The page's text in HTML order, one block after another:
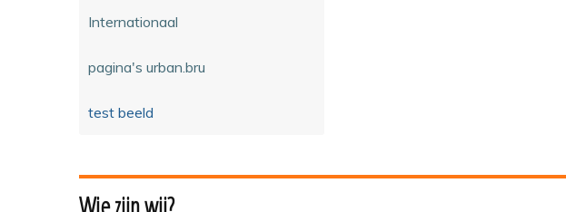
Internationaal
pagina's urban.bru
test beeld